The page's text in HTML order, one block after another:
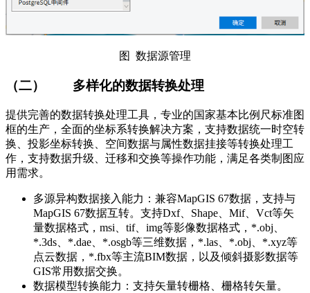
图 数据源管理
（二） 多样化的数据转换处理
提供完善的数据转换处理工具，专业的国家基本比例尺标准图
框的生产，全面的坐标系转换解决方案，支持数据统一时空转
换、投影坐标转换、空间数据与属性数据挂接等转换处理工
作，支持数据升级、迁移和交换等操作功能，满足各类制图应
用需求。
多源异构数据接入能力：兼容MapGIS 67数据，支持与
MapGIS 67数据互转。支持Dxf、Shape、Mif、Vct等矢
量数据格式，msi、tif、img等影像数据格式，*.obj、
*.3ds、*.dae、*.osgb等三维数据，*.las、*.obj、*.xyz等
点云数据，*.fbx等主流BIM数据，以及倾斜摄影数据等
GIS常用数据交换。
数据模型转换能力：支持矢量转栅格、栅格转矢量。